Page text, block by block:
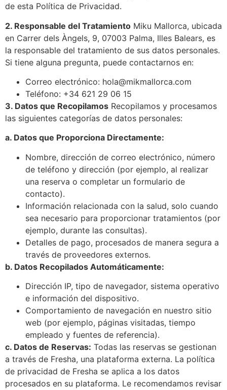
de esta Política de Privacidad.
2. Responsable del Tratamiento Miku Mallorca, ubicada
en Carrer dels Àngels, 9, 07003 Palma, Illes Balears, es
la responsable del tratamiento de sus datos personales.
Si tiene alguna pregunta, puede contactarnos en:
Correo electrónico: hola@mikmallorca.com
Teléfono: +34 621 29 06 15
3. Datos que Recopilamos Recopilamos y procesamos
las siguientes categorías de datos personales:
a. Datos que Proporciona Directamente:
Nombre, dirección de correo electrónico, número
de teléfono y dirección (por ejemplo, al realizar
una reserva o completar un formulario de
contacto).
Información relacionada con la salud, solo cuando
sea necesario para proporcionar tratamientos (por
ejemplo, durante las consultas).
Detalles de pago, procesados de manera segura a
través de proveedores externos.
b. Datos Recopilados Automáticamente:
Dirección IP, tipo de navegador, sistema operativo
e información del dispositivo.
Comportamiento de navegación en nuestro sitio
web (por ejemplo, páginas visitadas, tiempo
empleado y fuentes de referencia).
c. Datos de Reservas: Todas las reservas se gestionan
a través de Fresha, una plataforma externa. La política
de privacidad de Fresha se aplica a los datos
procesados en su plataforma. Le recomendamos revisar